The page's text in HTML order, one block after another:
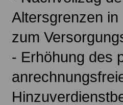
Altersgrenzen
zum
- Erhöhung des